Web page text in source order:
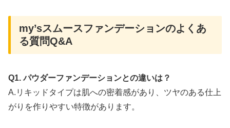
my’sスムースファンデーションのよくあ
る質問Q&A
Q1. パウダーファンデーションとの違いは？
A.リキッドタイプは肌への密着感があり、ツヤのある仕上
がりを作りやすい特徴があります。